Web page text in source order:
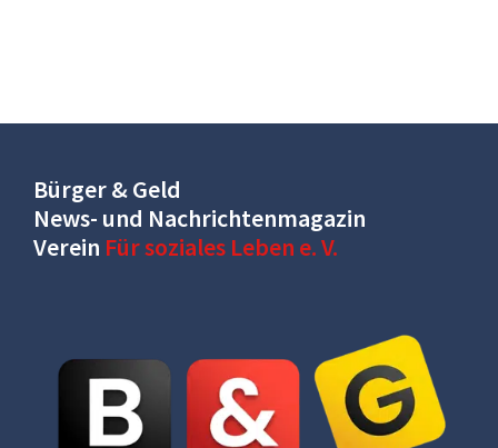
Bürger & Geld
News- und Nachrichtenmagazin
Verein Für soziales Leben e. V.